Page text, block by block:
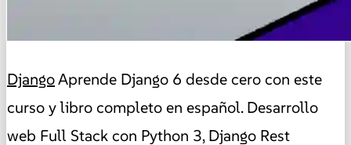
DjangoAprende Django 6 desde cero con este
curso y libro completo en español. Desarrollo
web Full Stack con Python 3, Django Rest